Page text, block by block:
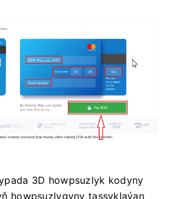
3D howpsuzlyk kodyny
howpsuzlygyny tassyklaýan